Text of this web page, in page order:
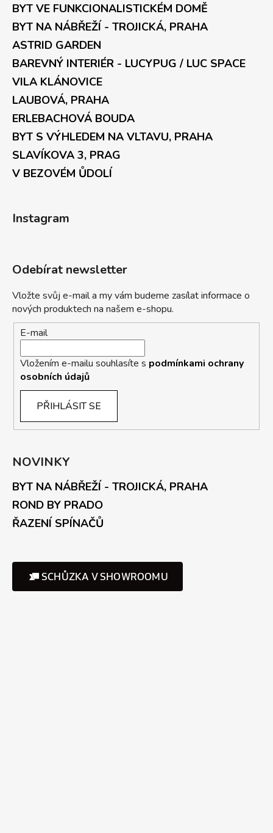
BYT VE FUNKCIONALISTICKÉM DOMĚ
BYT NA NÁBŘEŽÍ - TROJICKÁ, PRAHA
ASTRID GARDEN
BAREVNÝ INTERIÉR - LUCYPUG / LUC SPACE
VILA KLÁNOVICE
LAUBOVÁ, PRAHA
ERLEBACHOVÁ BOUDA
BYT S VÝHLEDEM NA VLTAVU, PRAHA
SLAVÍKOVA 3, PRAG
V BEZOVÉM ŮDOLÍ
Instagram
Odebírat newsletter
Vložte svůj e-mail a my vám budeme zasílat informace o
nových produktech na našem e-shopu.
E-mail
Vložením e-mailu souhlasíte s podmínkami ochrany
osobních údajů
PŘIHLÁSIT SE
NOVINKY
BYT NA NÁBŘEŽÍ - TROJICKÁ, PRAHA
ROND BY PRADO
ŘAZENÍ SPÍNAČŮ
SCHŮZKA V SHOWROOMU